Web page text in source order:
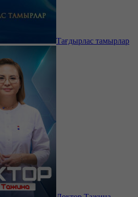
Тағдырлас тамырлар